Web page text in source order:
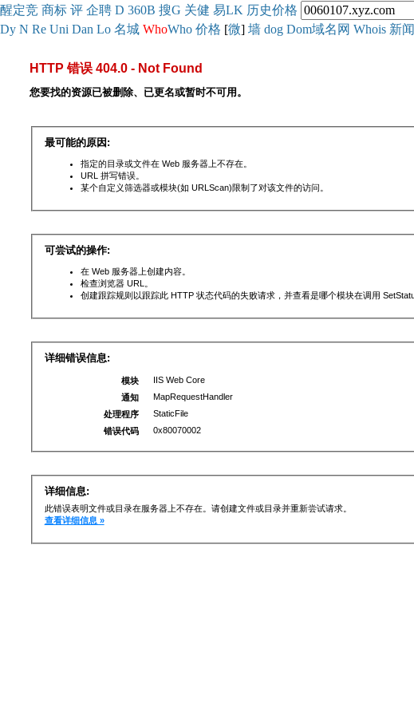
醒定竞 商标 评 企聘 D 360B 搜G 关健 易LK 历史价格
Dy N Re Uni Dan Lo 名城 WhoWho 价格 [微] 墙 dog Dom域名网 Whois 新闻